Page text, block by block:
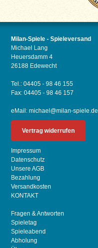
Milan-Spiele - Spieleversand
Michael Lang
Heuersdamm 4
26188 Edewecht
Tel.: 04405 - 98 46 155
Fax: 04405 - 98 46 157
eMail:michael@milan-spiele.de
Vertrag widerrufen
Impressum
Datenschutz
Unsere AGB
Bezahlung
Versandkosten
KONTAKT
Fragen & Antworten
Spieletag
Spieleabend
Abholung